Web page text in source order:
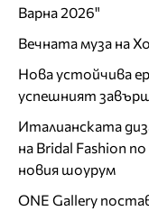
Варна 2026"
Вечната муза на
Нова устойчива
успешният
Италианската
на Bridal Fashion
новия шоурум
ONE Gallery